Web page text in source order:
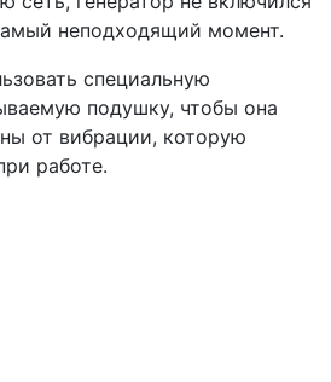
неподходящий момент.
специальную
подушку, чтобы она
от вибрации, которую
работе.